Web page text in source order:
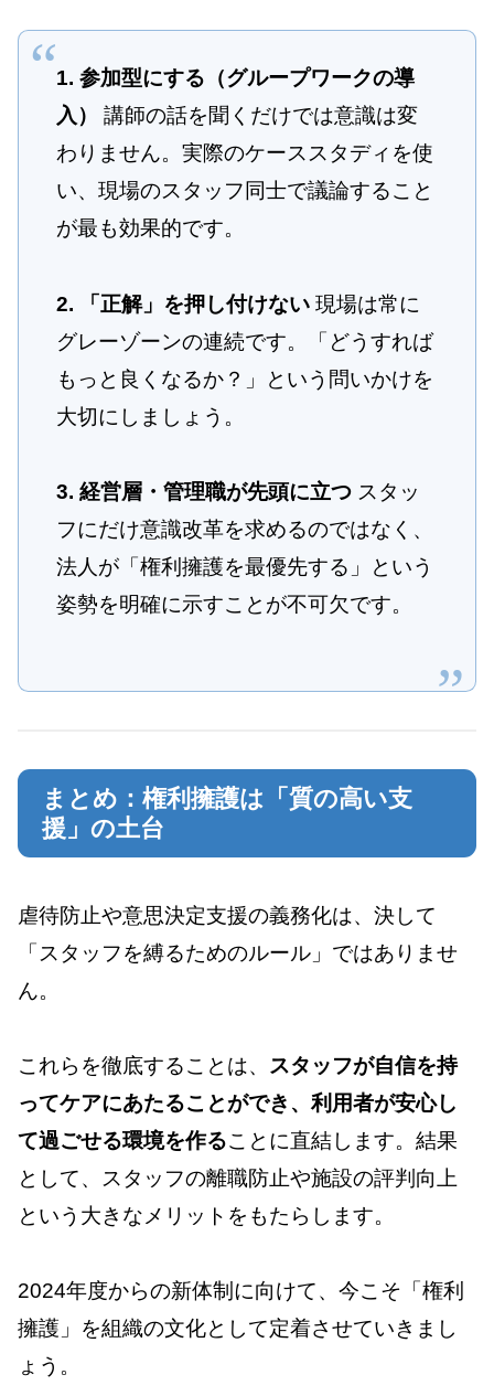
1. 参加型にする（グループワークの導
入）
講師の話を聞くだけでは意識は変
わりません。実際のケーススタディを使
い、現場のスタッフ同士で議論すること
が最も効果的です。
2. 「正解」を押し付けない 現場は常に
グレーゾーンの連続です。「どうすれば
もっと良くなるか？」という問いかけを
大切にしましょう。
3. 経営層・管理職が先頭に立つ スタッ
フにだけ意識改革を求めるのではなく、
法人が「権利擁護を最優先する」という
姿勢を明確に示すことが不可欠です。
まとめ：権利擁護は「質の高い支
援」の土台
虐待防止や意思決定支援の義務化は、決して
「スタッフを縛るためのルール」ではありませ
ん。
これらを徹底することは、 スタッフが自信を持
ってケアにあたることができ、利用者が安心し
て過ごせる環境を作ることに直結します。結果
として、スタッフの離職防止や施設の評判向上
という大きなメリットをもたらします。
2024年度からの新体制に向けて、今こそ「権利
擁護」を組織の文化として定着させていきまし
ょう。